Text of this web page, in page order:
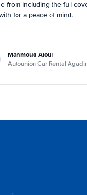
from including the full
for a peace of mind.
Mahmoud Aloui
Autounion Car Rental